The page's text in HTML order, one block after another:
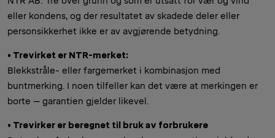
eller kondens, og der resultatet av skadede deler eller
personsikkerhet ikke er av avgjørende betydning.
• Trevirket er NTR-merket:
Blekkstråle- eller fargemerket i kombinasjon med
buntmerking. I noen tilfeller kan det være at merkingen er
borte – garantien gjelder likevel.
• Trevirker er beregnet til bruk av forbrukere